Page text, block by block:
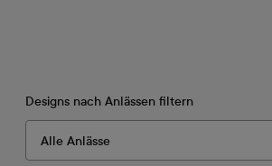
Designs nach Anlässen filtern